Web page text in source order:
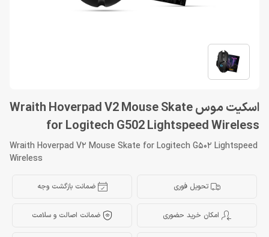
اسکیت موس Wraith Hoverpad V2 Mouse Skate
for Logitech G502 Lightspeed Wireless
Wraith Hoverpad V2 Mouse Skate for Logitech G502 Lightspeed
Wireless
تحویل فوری ضمانت بازگشت وجه
امکان خرید حضوری ضمانت اصالت و سلامت